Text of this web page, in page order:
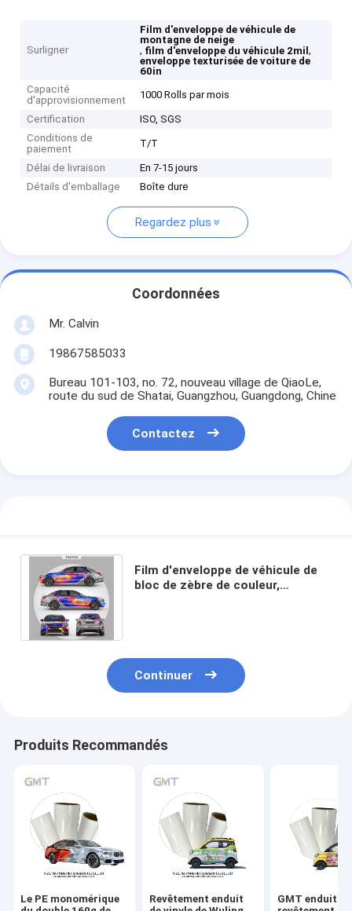
Surligner
Film d'enveloppe de véhicule de
montagne de neige
, film d'enveloppe du véhicule 2mil,
enveloppe texturisée de voiture de
60in
Capacité
d'approvisionnement
1000 Rolls par mois
Certification
ISO, SGS
Conditions de
paiement
T/T
Délai de livraison
En 7-15 jours
Détails d'emballage
Boîte dure
Regardez plus
Coordonnées
Mr. Calvin
19867585033
Bureau 101-103, no. 72, nouveau village de QiaoLe,
route du sud de Shatai, Guangzhou, Guangdong, Chine
Contactez
Film d'enveloppe de véhicule de
bloc de zèbre de couleur,
Continuer
Produits Recommandés
Le PE monomérique
Revêtement enduit
GMT enduit de